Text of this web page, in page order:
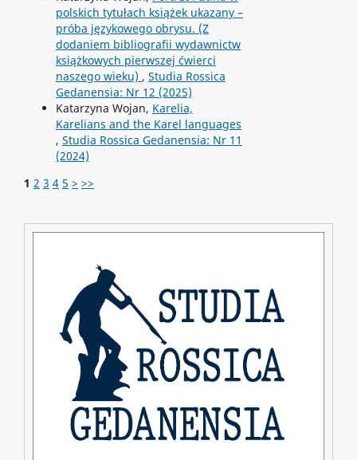
polskich tytułach książek ukazany –
próba językowego obrysu. (Z
dodaniem bibliografii wydawnictw
książkowych pierwszej ćwierci
naszego wieku) , Studia Rossica
Gedanensia: Nr 12 (2025)
Katarzyna Wojan, Karelia,
Karelians and the Karel languages
, Studia Rossica Gedanensia: Nr 11
(2024)
1 2 3 4 5 > >>